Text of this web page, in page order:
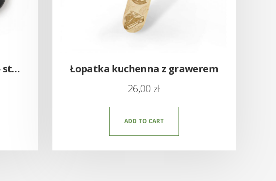
Nieśmiertelniki wojskowe – stalowe grawerowane
Łopatka kuchenna z grawerem
26,00 zł
ADD TO CART